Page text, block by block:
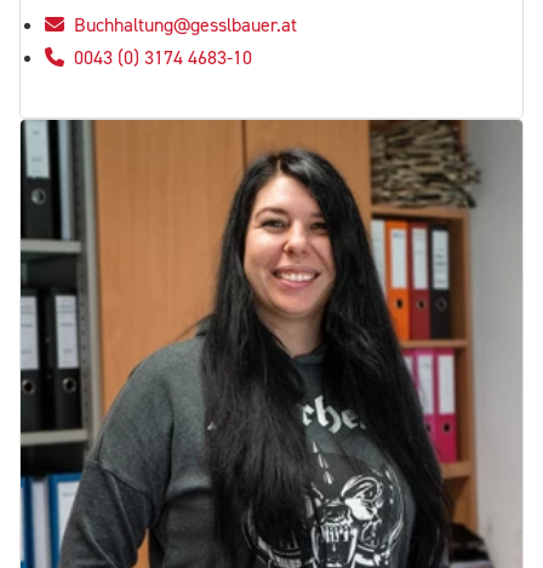
Buchhaltung@gesslbauer.at
0043 (0) 3174 4683-10